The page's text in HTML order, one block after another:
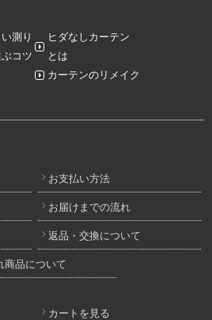
測り
コツ
ヒダなしカーテン
とは
カーテンのリメイク
お支払い方法
お届けまでの流れ
返品・交換について
商品について
カートを見る